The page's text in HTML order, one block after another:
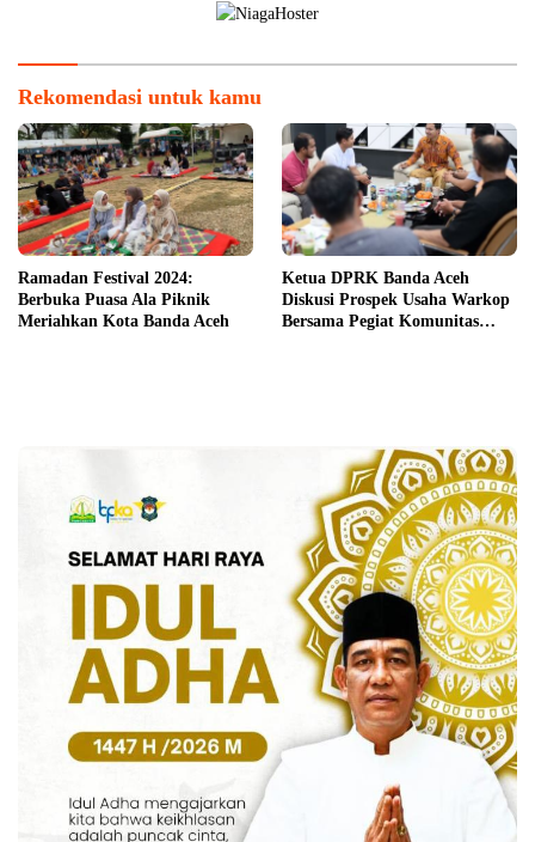
Rekomendasi untuk kamu
Ramadan Festival 2024:
Berbuka Puasa Ala Piknik
Meriahkan Kota Banda Aceh
Ketua DPRK Banda Aceh
Diskusi Prospek Usaha Warkop
Bersama Pegiat Komunitas